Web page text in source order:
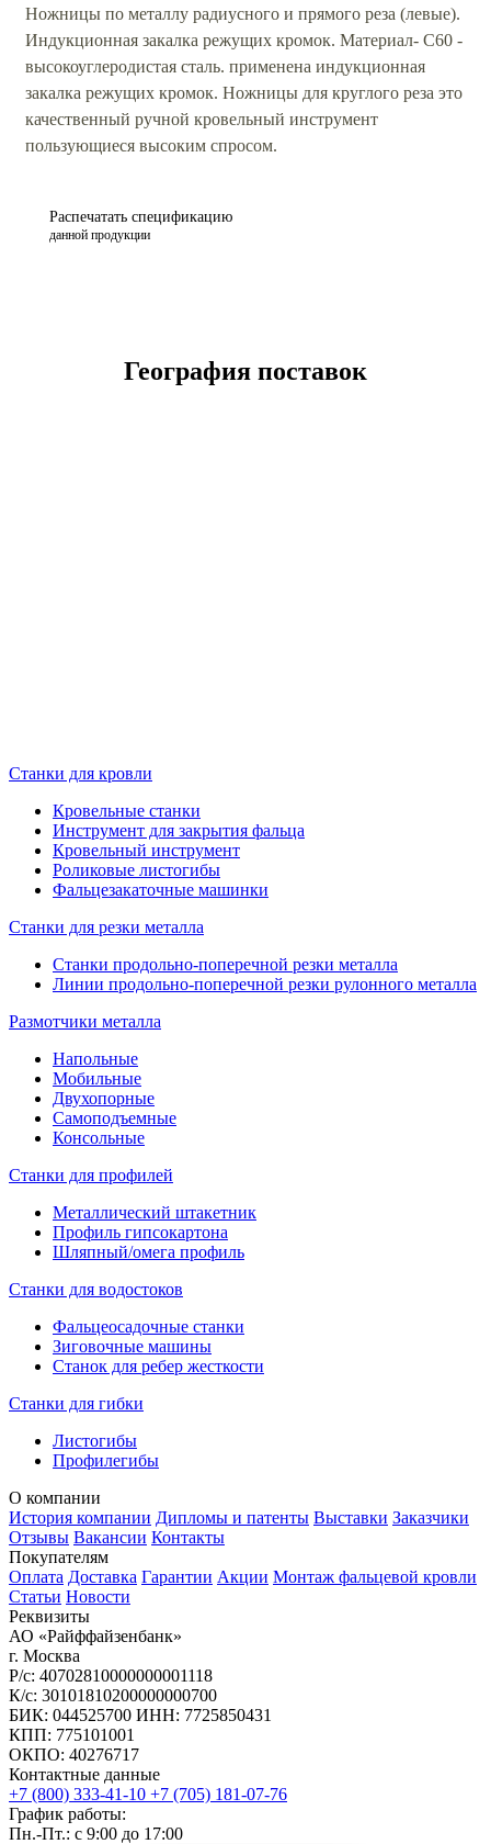
Ножницы по металлу радиусного и прямого реза (левые).
Индукционная закалка режущих кромок. Материал- С60 -
высокоуглеродистая сталь. применена индукционная
закалка режущих кромок. Ножницы для круглого реза это
качественный ручной кровельный инструмент
пользующиеся высоким спросом.
Распечатать спецификацию
данной продукции
География поставок
Станки для кровли
Кровельные станки
Инструмент для закрытия фальца
Кровельный инструмент
Роликовые листогибы
Фальцезакаточные машинки
Станки для резки металла
Станки продольно-поперечной резки металла
Линии продольно-поперечной резки рулонного металла
Размотчики металла
Напольные
Мобильные
Двухопорные
Самоподъемные
Консольные
Станки для профилей
Металлический штакетник
Профиль гипсокартона
Шляпный/омега профиль
Станки для водостоков
Фальцеосадочные станки
Зиговочные машины
Станок для ребер жесткости
Станки для гибки
Листогибы
Профилегибы
О компании
История компании Дипломы и патенты Выставки Заказчики
Отзывы Вакансии Контакты
Покупателям
Оплата Доставка Гарантии Акции Монтаж фальцевой кровли
Статьи Новости
Реквизиты
АО «Райффайзенбанк»
г. Москва
Р/с: 40702810000000001118
К/с: 30101810200000000700
БИК: 044525700 ИНН: 7725850431
КПП: 775101001
ОКПО: 40276717
Контактные данные
+7 (800) 333-41-10 +7 (705) 181-07-76
График работы:
Пн.-Пт.: с 9:00 до 17:00